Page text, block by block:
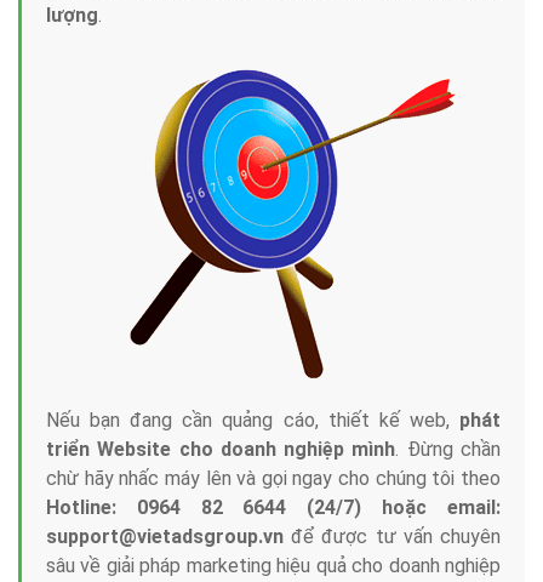
lượng.
Nếu bạn đang cần quảng cáo, thiết kế web, phát
triển Website cho doanh nghiệp mình. Đừng chần
chừ hãy nhấc máy lên và gọi ngay cho chúng tôi theo
Hotline: 0964 82 6644 (24/7) hoặc email:
support@vietadsgroup.vn để được tư vấn chuyên
sâu về giải pháp marketing hiệu quả cho doanh nghiệp